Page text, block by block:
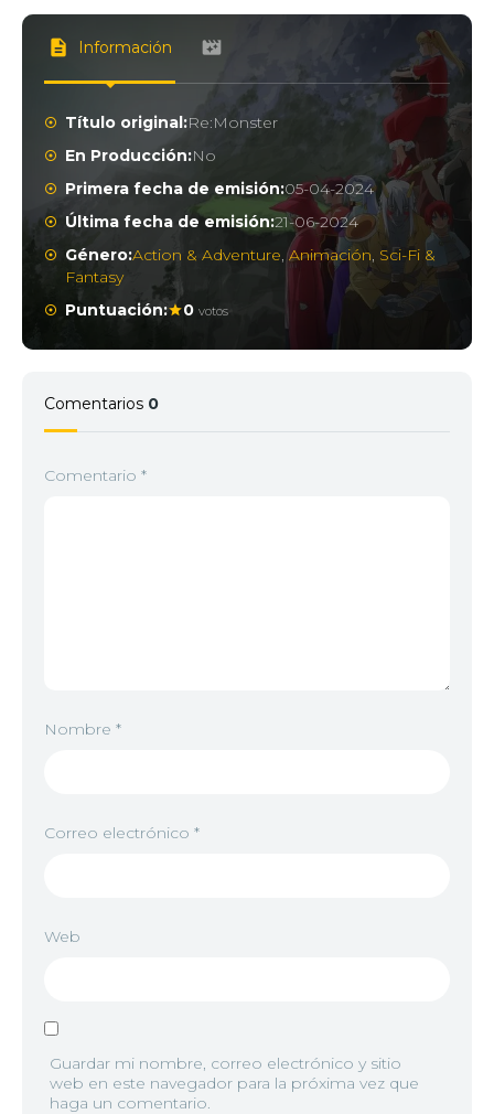
Información
Título original:Re:Monster
En Producción:No
Primera fecha de emisión:05-04-2024
Última fecha de emisión:21-06-2024
Género:Action & Adventure,Animación, Sci-Fi &
Fantasy
Puntuación:
0 votos
Comentarios 0
Comentario *
Nombre *
Correo electrónico *
Web
Guardar mi nombre, correo electrónico y sitio
web en este navegador para la próxima vez que
haga un comentario.